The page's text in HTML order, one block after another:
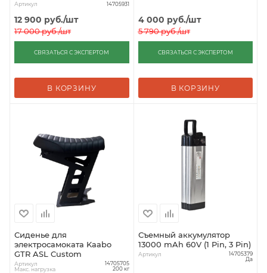
Артикул 14705931
12 900 руб./шт
17 000руб./шт
СВЯЗАТЬСЯ С ЭКСПЕРТОМ
В КОРЗИНУ
4 000 руб./шт
5 790руб./шт
СВЯЗАТЬСЯ С ЭКСПЕРТОМ
В КОРЗИНУ
Сиденье для
электросамоката Kaabo
GTR ASL Custom
Артикул 14705705
Макс. нагрузка 200 кг
Съемный аккумулятор
13000 mAh 60V (1 Pin, 3 Pin)
Артикул
14705379
Да